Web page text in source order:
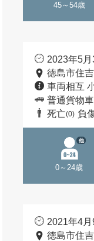
45～54歳
2023年5
徳島市住
車両相互
普通貨物車
死亡(0) 負
0～24歳
他
2021年4
徳島市住